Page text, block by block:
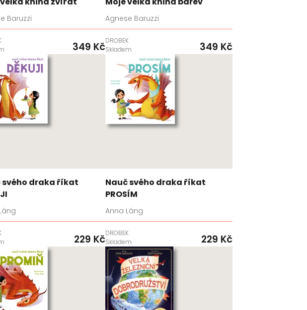
Baruzzi
349 Kč
Agnese Baruzzi
DROBEK
Skladem
349 Kč
svého draka říkat
229 Kč
Nauč svého draka říkat
PROSÍM
Anna Láng
DROBEK
Skladem
229 Kč